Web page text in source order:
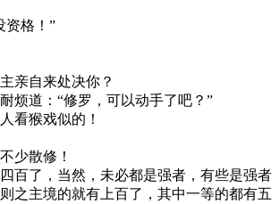
资格！”
亲自来处决你？
烦道：“修罗，可以动手了吧？”
看猴戏似的！
少散修！
百了，当然，未必都是强者，有些是强者
之主境的就有上百了，其中一等的都有五